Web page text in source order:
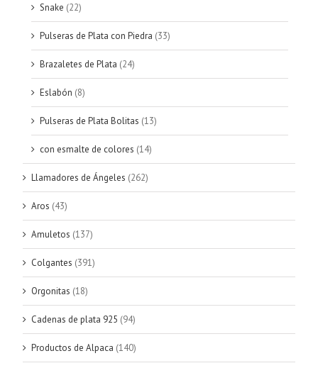
Snake (22)
Pulseras de Plata con Piedra (33)
Brazaletes de Plata (24)
Eslabón (8)
Pulseras de Plata Bolitas (13)
con esmalte de colores (14)
Llamadores de Ángeles (262)
Aros (43)
Amuletos (137)
Colgantes (391)
Orgonitas (18)
Cadenas de plata 925 (94)
Productos de Alpaca (140)